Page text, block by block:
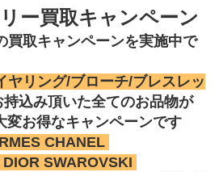
ー買取キャンペーン
買取キャンペーンを実施中で
ヤリング/ブローチ/ブレスレッ
込み頂いた全てのお品物が
変お得なキャンペーンです
CHANEL
SWAROVSKI